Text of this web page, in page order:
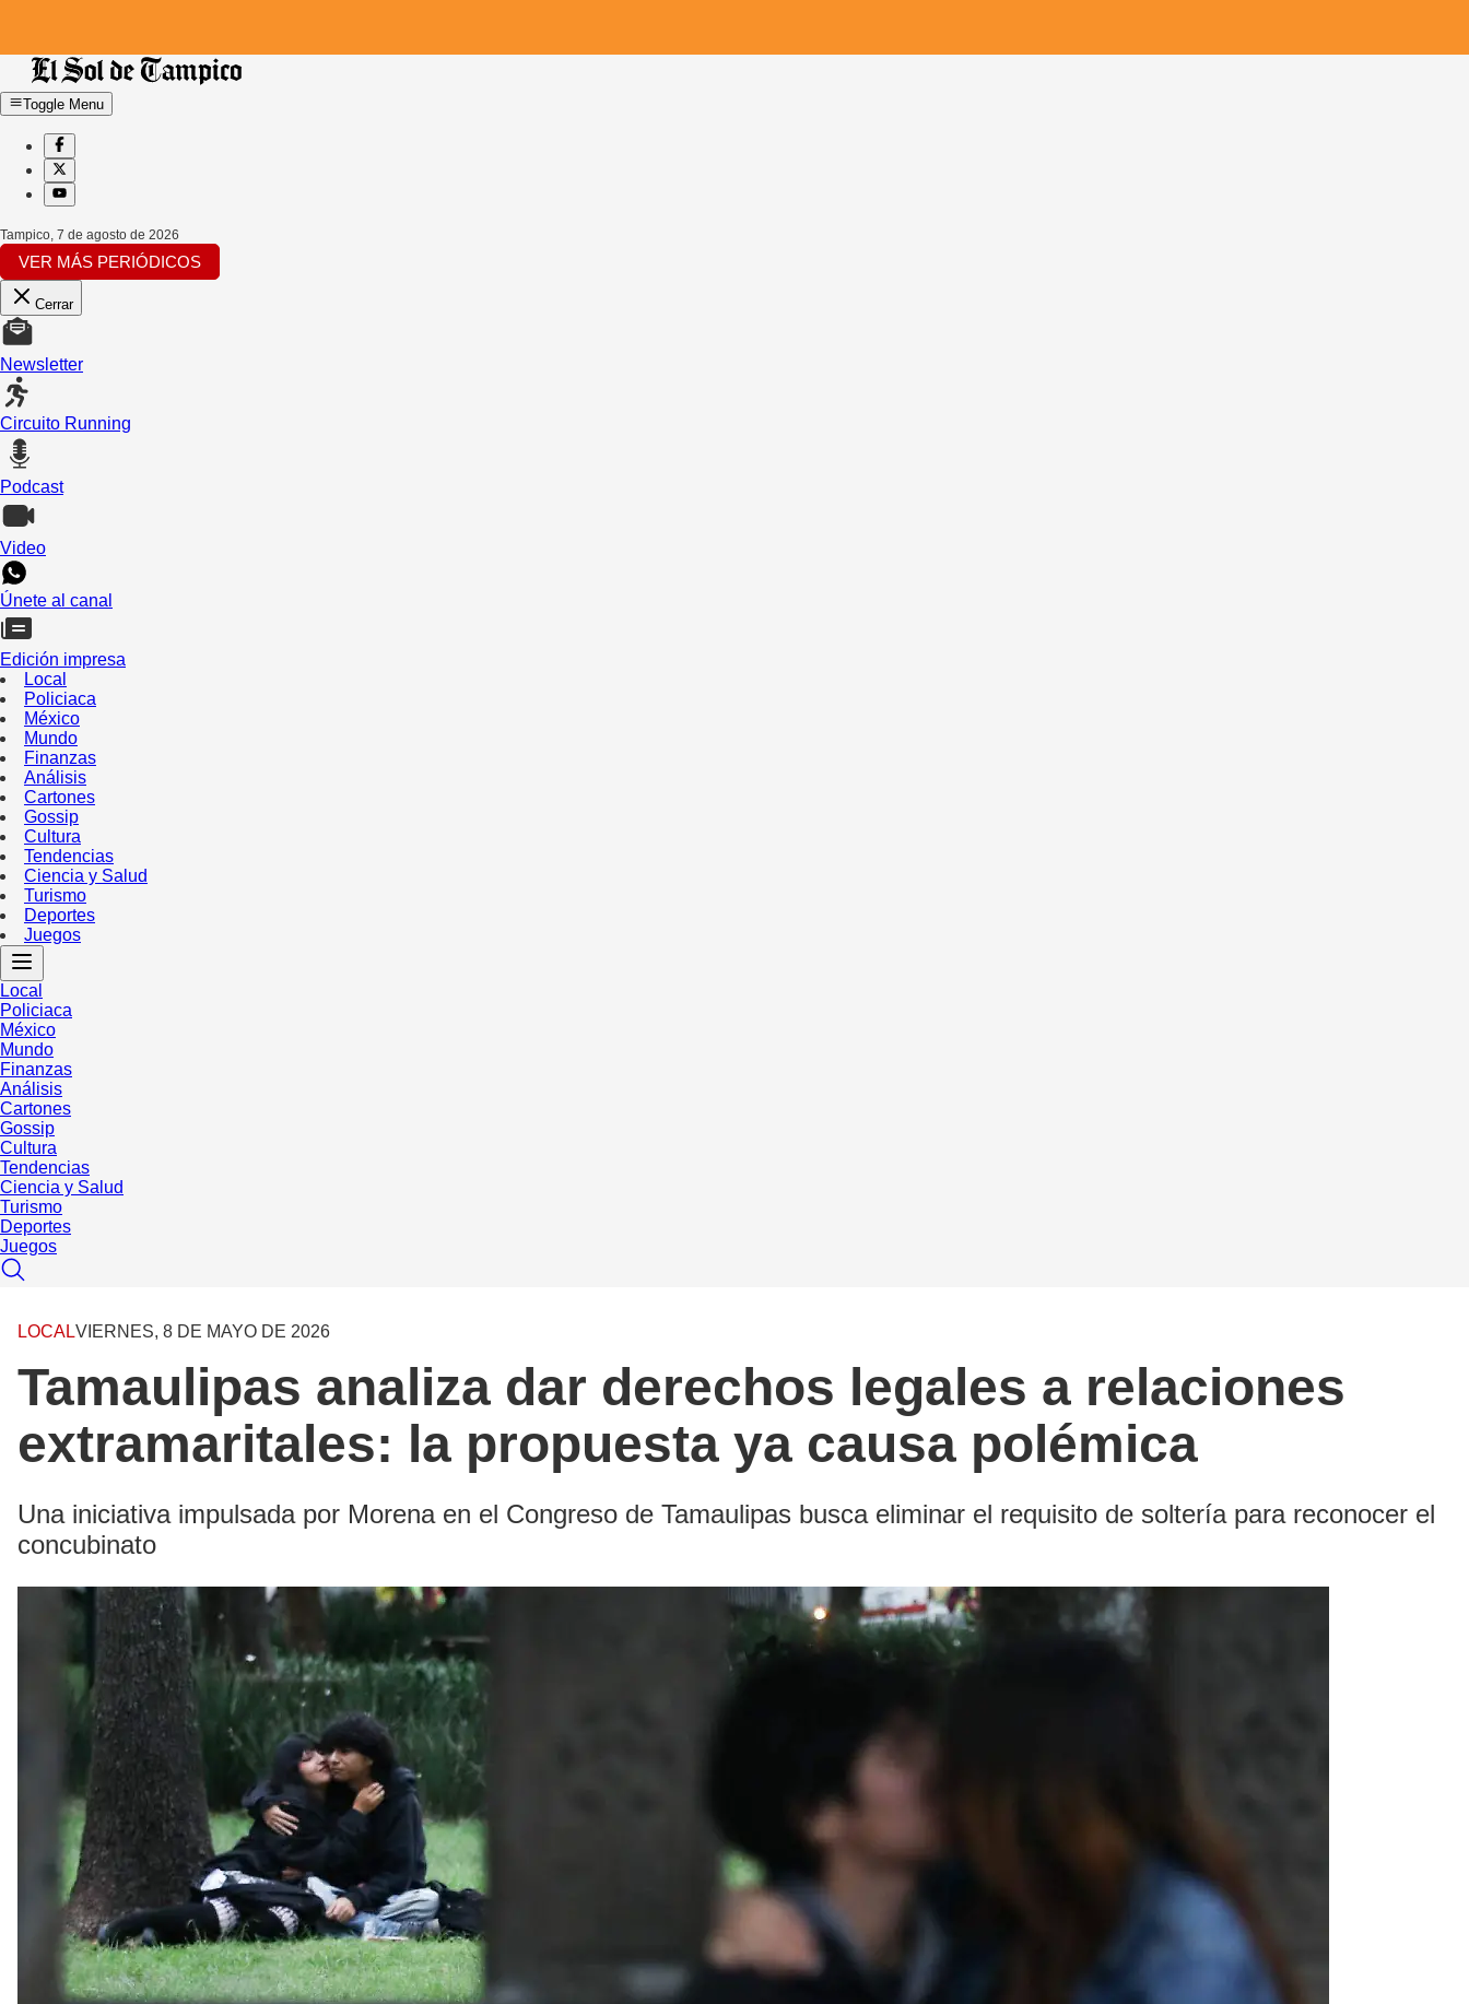
Toggle Menu
Tampico, 7 de agosto de 2026
VER MÁS PERIÓDICOS
Cerrar
Newsletter
Circuito Running
Podcast
Video
Únete al canal
Edición impresa
Local
Policiaca
México
Mundo
Finanzas
Análisis
Cartones
Gossip
Cultura
Tendencias
Ciencia y Salud
Turismo
Deportes
Juegos
Local
Policiaca
México
Mundo
Finanzas
Análisis
Cartones
Gossip
Cultura
Tendencias
Ciencia y Salud
Turismo
Deportes
Juegos
LOCALVIERNES, 8 DE MAYO DE 2026
Tamaulipas analiza dar derechos legales a relaciones
extramaritales: la propuesta ya causa polémica
Una iniciativa impulsada por Morena en el Congreso de Tamaulipas busca eliminar el requisito de soltería para reconocer el
concubinato